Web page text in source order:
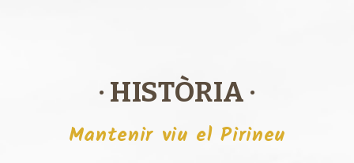
· HISTÒRIA ·
Mantenir viu el Pirineu